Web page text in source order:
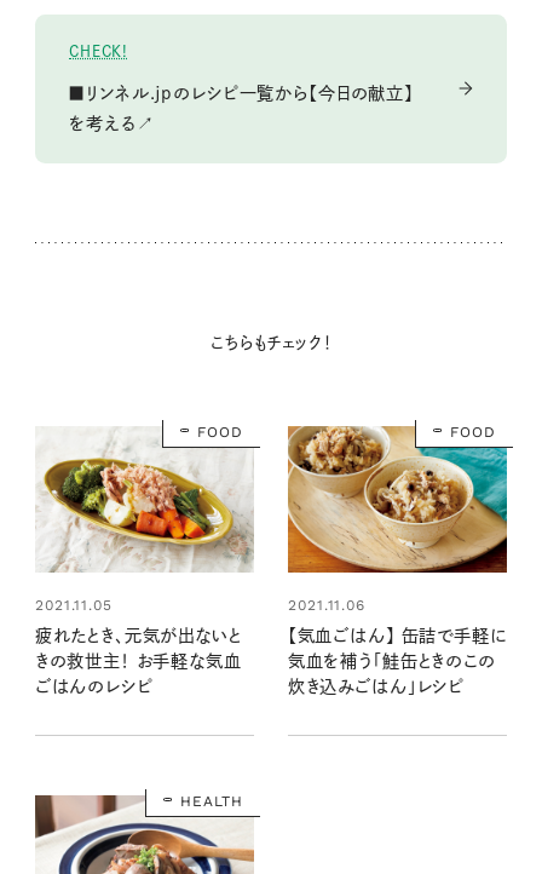
CHECK!
■リンネル.jpのレシピ一覧から【今日の献立】
を考える↗
こちらもチェック！
FOOD
2021.11.05
疲れたとき、元気が出ないと
きの救世主！ お手軽な気血
ごはんのレシピ
FOOD
2021.11.06
【気血ごはん】 缶詰で手軽に
気血を補う「鮭缶ときのこの
炊き込みごはん」レシピ
HEALTH